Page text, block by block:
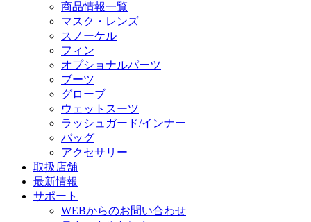
商品情報一覧
マスク・レンズ
スノーケル
フィン
オプショナルパーツ
ブーツ
グローブ
ウェットスーツ
ラッシュガード/インナー
バッグ
アクセサリー
取扱店舗
最新情報
サポート
WEBからのお問い合わせ